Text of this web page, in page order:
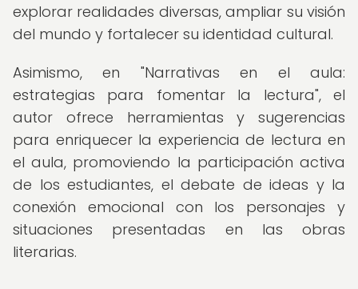
explorar realidades diversas, ampliar su visión
del mundo y fortalecer su identidad cultural.
Asimismo, en "Narrativas en el aula:
estrategias para fomentar la lectura", el
autor ofrece herramientas y sugerencias
para enriquecer la experiencia de lectura en
el aula, promoviendo la participación activa
de los estudiantes, el debate de ideas y la
conexión emocional con los personajes y
situaciones presentadas en las obras
literarias.